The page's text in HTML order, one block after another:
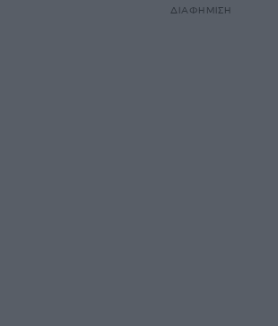
ΔΙΑΦΗΜΙΣΗ